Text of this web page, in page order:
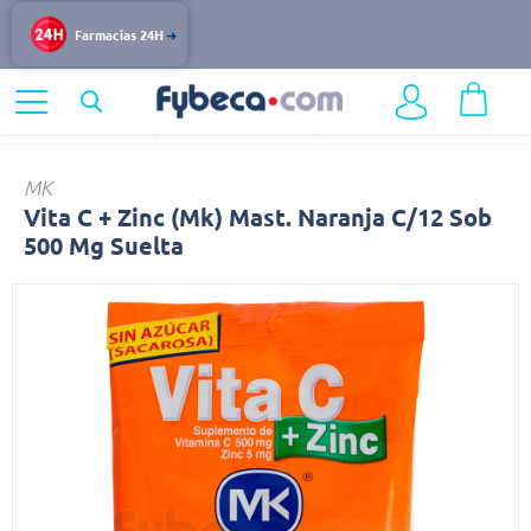
Farmacias 24H
Nutrición y Vitaminas Vita
MK
Vita C + Zinc (Mk) Mast. Naranja C/12 Sob
500 Mg Suelta